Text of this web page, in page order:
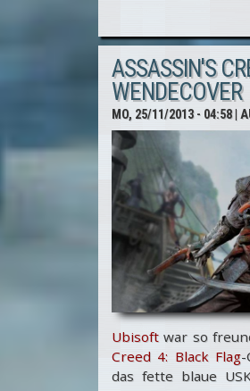
ASSASSIN'S
WENDECOVER
MO, 25/11/2013 - 04:58|
Ubisoftwar so
Creed 4: Black Flag-
das fette blaue